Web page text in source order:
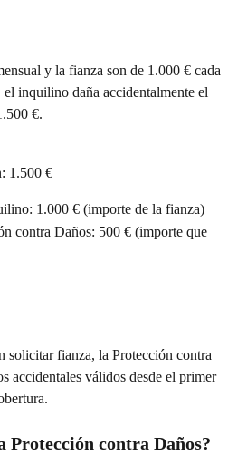
y la fianza son de 1.000 € cada
inquilino daña accidentalmente el
€.
1.500 €
1.000 € (importe de la fianza)
contra Daños: 500 € (importe que
solicitar fianza, la Protección contra
accidentales válidos desde el primer
Protección contra Daños?